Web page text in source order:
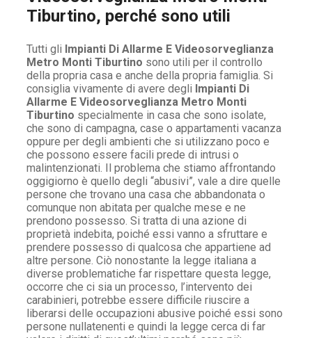
Tiburtino, perché sono utili
Tutti gli Impianti Di Allarme E Videosorveglianza
Metro Monti Tiburtino sono utili per il controllo
della propria casa e anche della propria famiglia. Si
consiglia vivamente di avere degli Impianti Di
Allarme E Videosorveglianza Metro Monti
Tiburtino specialmente in casa che sono isolate,
che sono di campagna, case o appartamenti vacanza
oppure per degli ambienti che si utilizzano poco e
che possono essere facili prede di intrusi o
malintenzionati. Il problema che stiamo affrontando
oggigiorno è quello degli “abusivi”, vale a dire quelle
persone che trovano una casa che abbandonata o
comunque non abitata per qualche mese e ne
prendono possesso. Si tratta di una azione di
proprietà indebita, poiché essi vanno a sfruttare e
prendere possesso di qualcosa che appartiene ad
altre persone. Ciò nonostante la legge italiana a
diverse problematiche far rispettare questa legge,
occorre che ci sia un processo, l’intervento dei
carabinieri, potrebbe essere difficile riuscire a
liberarsi delle occupazioni abusive poiché essi sono
persone nullatenenti e quindi la legge cerca di far